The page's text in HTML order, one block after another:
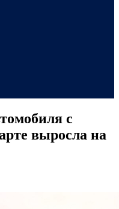
с
выросла на